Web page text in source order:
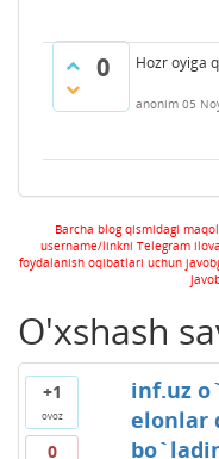
0 Hozr oyiga
anonim 05
Barcha blog qismidagi
username/linkni Telegram
foydalanish oqibatlari uchun
O'xshash
+1
ovoz
0
inf.uz
elonlar